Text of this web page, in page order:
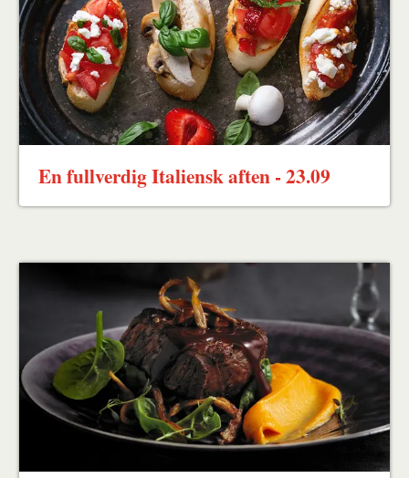
En fullverdig Italiensk aften - 23.09